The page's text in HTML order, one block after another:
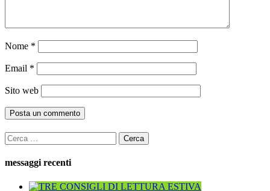
Nome *
Email *
Sito web
Ricerca
per:
messaggi recenti